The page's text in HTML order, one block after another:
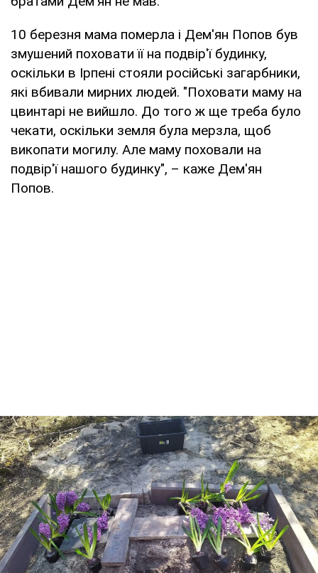
10 березня мама померла і Дем'ян Попов був
змушений поховати її на подвір'ї будинку,
оскільки в Ірпені стояли російські загарбники,
які вбивали мирних людей. "Поховати маму на
цвинтарі не вийшло. До того ж ще треба було
чекати, оскільки земля була мерзла, щоб
викопати могилу. Але маму поховали на
подвір'ї нашого будинку", – каже Дем'ян
Попов.